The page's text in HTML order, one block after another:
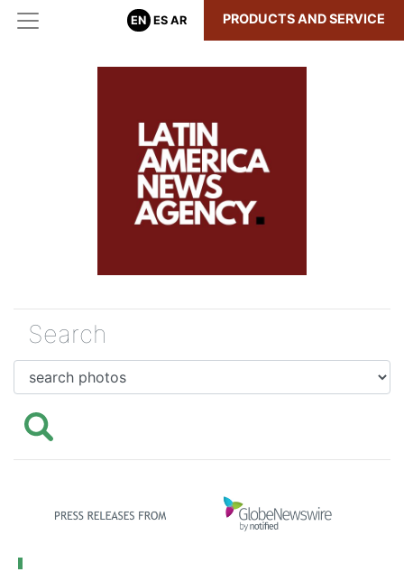
EN ES AR PRODUCTS AND SERVICE